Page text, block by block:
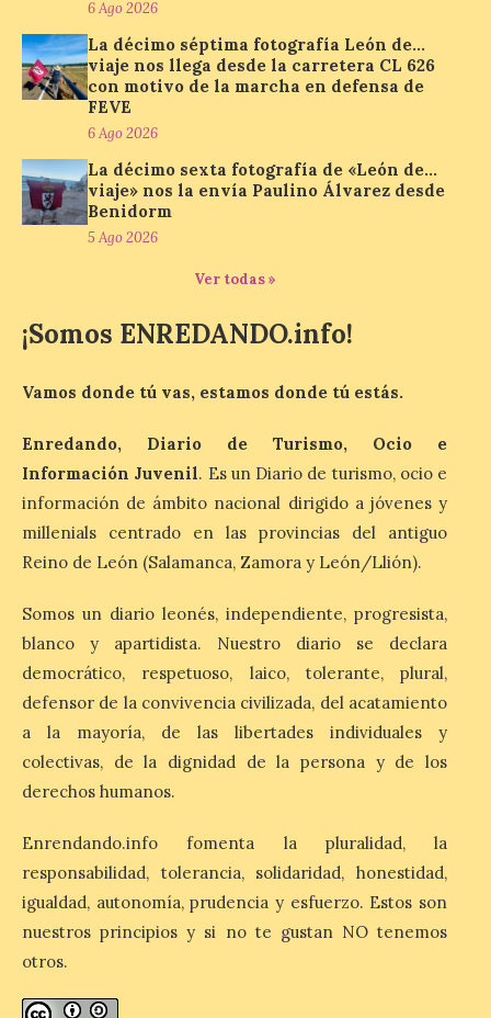
Ayuntamiento
7 Ago 2026
Los materiales ya pueden
recogerse gratuitamente
en la Oficina de
Información Turística de
León e incluyen, además
del programa del evento, una guía
práctica con recomendaciones
observar el eclipse con seguridad León, 7
Laciana comienza su
programación para
del 12 de agosto
7 Ago 2026
Durante los días 1 y 2 de
agosto, tanto el público
pudo disfrutar de un
planetario que se instaló
en el polideportivo municipal, con pases
de mañana dedicados preferentemente al
público infantil y, el resto del […]
Más de 200.000 jóvenes
nacidos en 2008 ya han
Joven 2026 en su primer
7 Ago 2026
6 Ago 2026
La décimo séptima fotografía León de…
viaje nos llega desde la carretera CL 626
con motivo de la marcha en defensa de
FEVE
6 Ago 2026
La décimo sexta fotografía de «León de…
viaje» nos la envía Paulino Álvarez desde
Benidorm
5 Ago 2026
Ver todas »
¡Somos ENREDANDO.info!
Vamos donde tú vas, estamos donde tú estás.
Enredando, Diario de Turismo, Ocio e
Información Juvenil. Es un Diario de turismo, ocio e
información de ámbito nacional dirigido a jóvenes y
millenials centrado en las provincias del antiguo
Reino de León (Salamanca, Zamora y León/Llión).
Somos un diario leonés, independiente, progresista,
blanco y apartidista. Nuestro diario se declara
democrático, respetuoso, laico, tolerante, plural,
defensor de la convivencia civilizada, del acatamiento
a la mayoría, de las libertades individuales y
colectivas, de la dignidad de la persona y de los
derechos humanos.
Enrendando.info fomenta la pluralidad, la
responsabilidad, tolerancia, solidaridad, honestidad,
igualdad, autonomía, prudencia y esfuerzo. Estos son
nuestros principios y si no te gustan NO tenemos
otros.